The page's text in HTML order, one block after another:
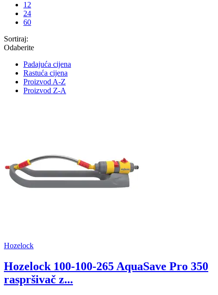
12
24
60
Sortiraj:
Odaberite
Padajuća cijena
Rastuća cijena
Proizvod A-Z
Proizvod Z-A
Hozelock
Hozelock 100-100-265 AquaSave Pro 350
raspršivač z...